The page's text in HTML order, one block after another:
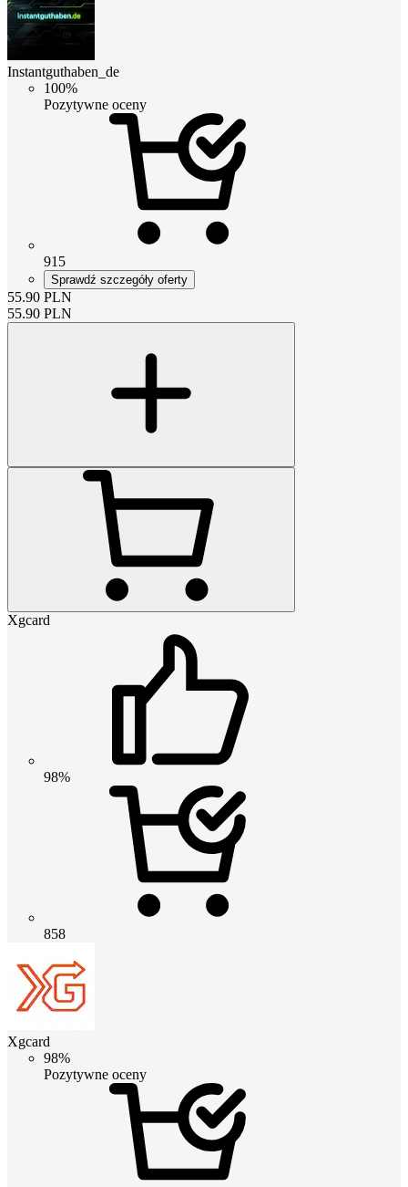
Instantguthaben_de
100%
Pozytywne oceny
915
Sprawdź szczegóły oferty
55.90 PLN
55.90 PLN
Xgcard
98%
858
Xgcard
98%
Pozytywne oceny